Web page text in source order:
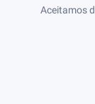
Aceitamos